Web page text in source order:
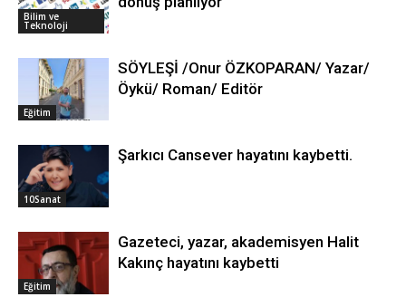
Bilim ve
Teknoloji
Eğitim
SÖYLEŞİ /Onur ÖZKOPARAN/ Yazar/
Öykü/ Roman/ Editör
10Sanat
Şarkıcı Cansever hayatını kaybetti.
Eğitim
Gazeteci, yazar, akademisyen Halit
Kakınç hayatını kaybetti